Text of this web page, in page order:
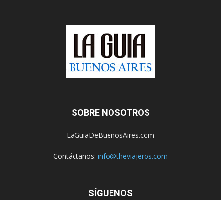
SOBRE NOSOTROS
LaGuiaDeBuenosAires.com
Contáctanos: info@theviajeros.com
SÍGUENOS